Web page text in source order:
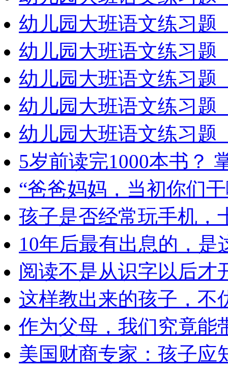
幼儿园大班语文练习题
幼儿园大班语文练习题
幼儿园大班语文练习题
幼儿园大班语文练习题
幼儿园大班语文练习题
5岁前读完1000本书？
“爸爸妈妈，当初你们
孩子是否经常玩手机，
10年后最有出息的，是
阅读不是从识字以后才
这样教出来的孩子，不
作为父母，我们究竟能
美国财商专家：孩子应